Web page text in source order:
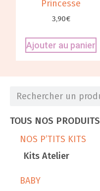
TOUS NOS PRODUITS
NOS P’TITS KITS
Kits Atelier
BABY
Princesse
3,90€
Ajouter au panier